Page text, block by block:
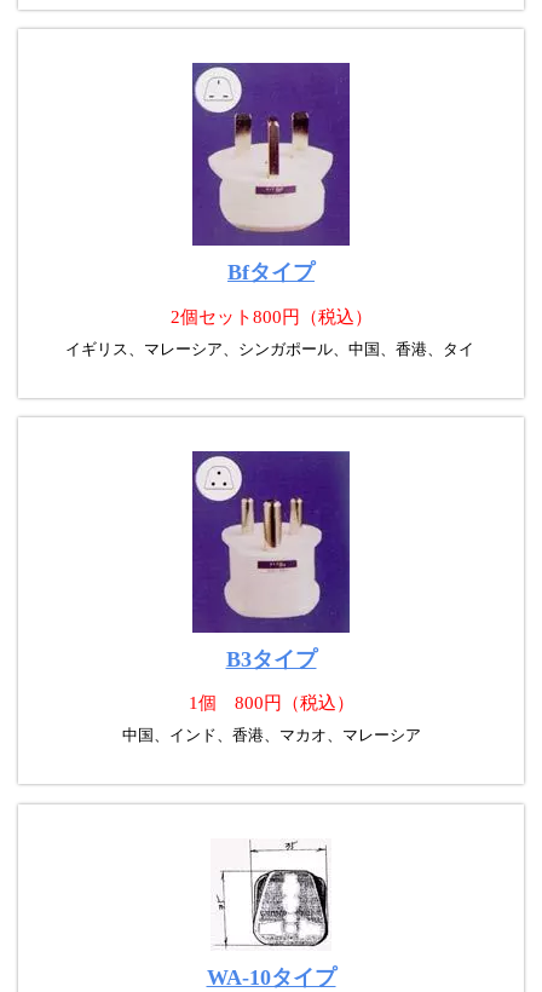
Bfタイプ
2個セット800円（税込）
イギリス、マレーシア、シンガポール、中国、香港、タイ
B3タイプ
1個 800円（税込）
中国、インド、香港、マカオ、マレーシア
WA-10タイプ